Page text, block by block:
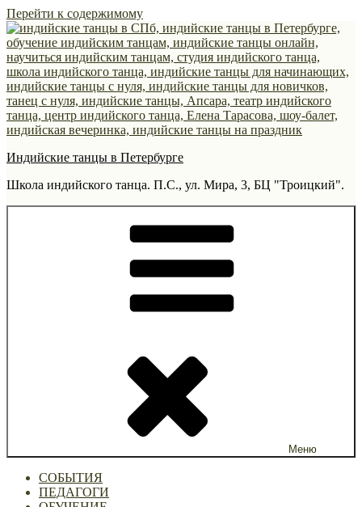
Перейти к содержимому
Индийские танцы в Петербурге
Школа индийского танца. П.С., ул. Мира, 3, БЦ "Троицкий".
Меню
СОБЫТИЯ
ПЕДАГОГИ